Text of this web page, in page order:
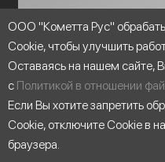
ООО "Кометта Рус"
Cookie, чтобы улучшить
Оставаясь на нашем сайте,
с Политикой в отношении
Если Вы хотите запретить
Cookie, отключите Cookie в
браузера.